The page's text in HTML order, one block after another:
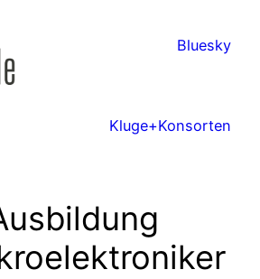
Bluesky
Kluge+Konsorten